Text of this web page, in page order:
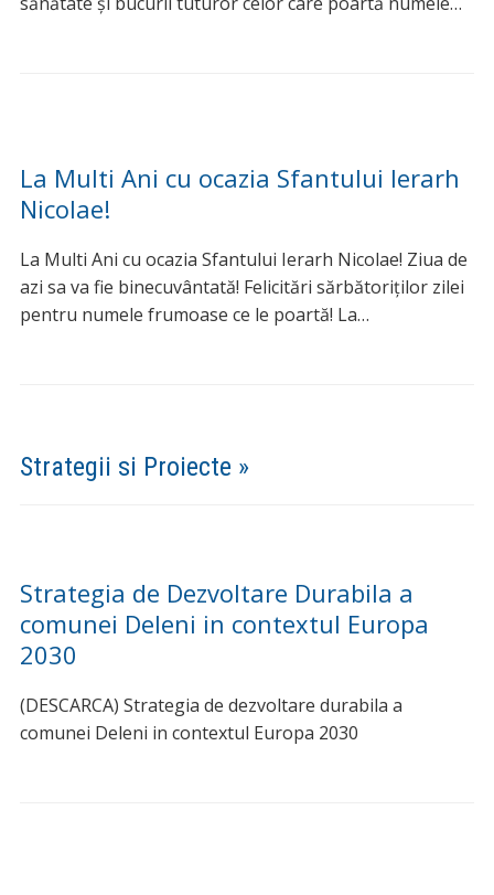
La Multi Ani cu ocazia Sfantului Ierarh
Nicolae!
La Multi Ani cu ocazia Sfantului Ierarh Nicolae! Ziua de
azi sa va fie binecuvântată! Felicitări sărbătoriților zilei
pentru numele frumoase ce le poartă! La…
Strategii si Proiecte »
Strategia de Dezvoltare Durabila a
comunei Deleni in contextul Europa
2030
(DESCARCA) Strategia de dezvoltare durabila a
comunei Deleni in contextul Europa 2030